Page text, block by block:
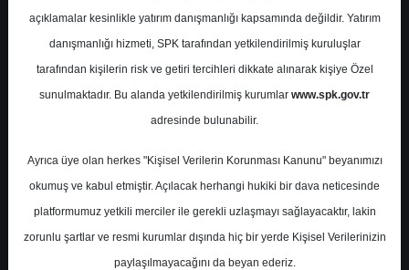
ASELS- ASELSAN ELEKTRONİK
SANAYİ VE TİCARET A.Ş.
Hedef Fiyat 238.00 ₺
Getiri
%0.00
1
Get.
0
Çarşamba, 06 Ağustos 2025
açıklamalar kesinlikle yatırım danışmanlığı kapsamında değildir. Yatırım
danışmanlığı hizmeti, SPK tarafından yetkilendirilmiş kuruluşlar
tarafından kişilerin risk ve getiri tercihleri dikkate alınarak kişiye Özel
sunulmaktadır. Bu alanda yetkilendirilmiş kurumlar www.spk.gov.tr
adresinde bulunabilir.
Ayrıca üye olan herkes "Kişisel Verilerin Korunması Kanunu" beyanımızı
okumuş ve kabul etmiştir. Açılacak herhangi hukiki bir dava neticesinde
platformumuz yetkili merciler ile gerekli uzlaşmayı sağlayacaktır, lakin
zorunlu şartlar ve resmi kurumlar dışında hiç bir yerde Kişisel Verilerinizin
paylaşılmayacağını da beyan ederiz.